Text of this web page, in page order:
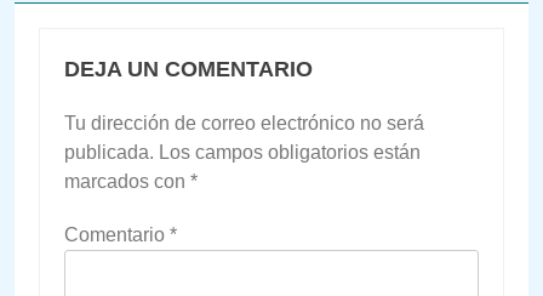
DEJA UN COMENTARIO
Tu dirección de correo electrónico no será
publicada. Los campos obligatorios están
marcados con *
Comentario *